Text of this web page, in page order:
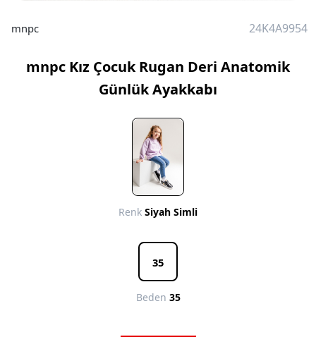
mnpc 24K4A9954
mnpc Kız Çocuk Rugan Deri Anatomik
Günlük Ayakkabı
Renk Siyah Simli
35
Beden 35